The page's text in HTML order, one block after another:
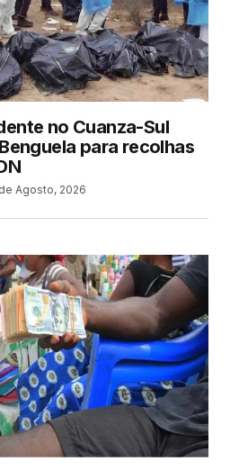
no Cuanza-Sul
para recolhas
Agosto, 2026